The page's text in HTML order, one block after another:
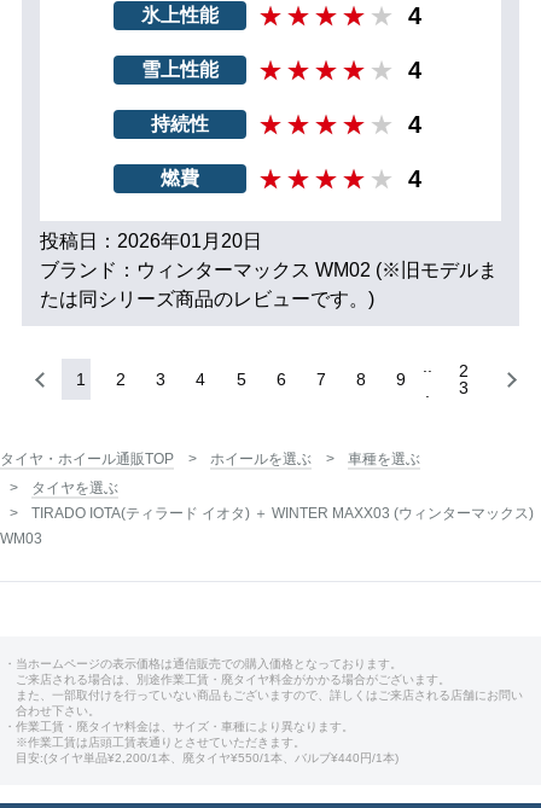
氷上性能 4
雪上性能 4
持続性 4
燃費 4
投稿日：2026年01月20日
ブランド：ウィンターマックス WM02 (※旧モデルま
たは同シリーズ商品のレビューです。)
1 2 3 4 5 6 7 8 9
2
3
タイヤ・ホイール通販TOP ホイールを選ぶ
車種を選ぶ
タイヤを選ぶ
TIRADO IOTA(ティラード イオタ) ＋ WINTER MAXX03 (ウィンターマックス)
WM03
・当ホームページの表示価格は通信販売での購入価格となっております。
ご来店される場合は、別途作業工賃・廃タイヤ料金がかかる場合がございます。
また、一部取付けを行っていない商品もございますので、詳しくはご来店される店舗にお問い
合わせ下さい。
・作業工賃・廃タイヤ料金は、サイズ・車種により異なります。
※作業工賃は店頭工賃表通りとさせていただきます。
目安:(タイヤ単品¥2,200/1本、廃タイヤ¥550/1本、バルブ¥440円/1本)